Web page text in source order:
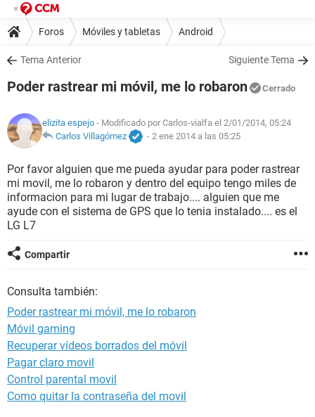
Foros Móviles y tabletas Android
Tema Anterior Siguiente Tema
Poder rastrear mi móvil, me lo robaron Cerrado
elizita espejo - Modificado por Carlos-vialfa el 2/01/2014, 05:24
Carlos Villagómez
- 2 ene 2014 a las 05:25
Por favor alguien que me pueda ayudar para poder rastrear
mi movil, me lo robaron y dentro del equipo tengo miles de
informacion para mi lugar de trabajo.... alguien que me
ayude con el sistema de GPS que lo tenia instalado.... es el
LG L7
Compartir
Consulta también:
Poder rastrear mi móvil, me lo robaron
Móvil gaming
Recuperar vídeos borrados del móvil
Pagar claro movil
Control parental movil
Como quitar la contraseña del movil